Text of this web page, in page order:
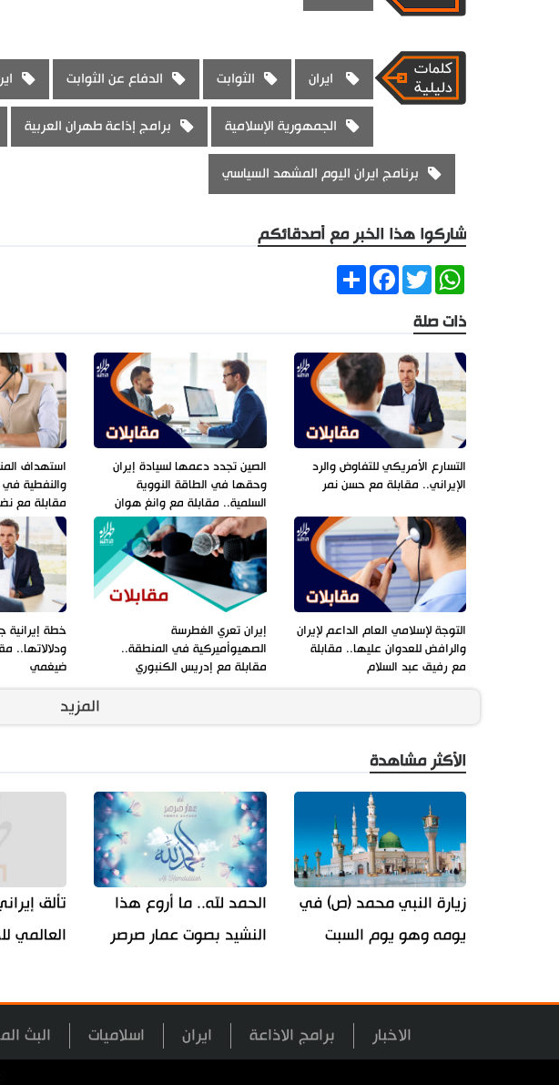
ايران الثوابت الدفاع عن الثوابت
الجمهورية الإسلامية برامج إذاعة طهران العربية
برنامج ايران اليوم المشهد السياسي
شاركوا هذا الخبر مع أصدقائكم
ShareFacebookTwitter
WhatsApp
ذات صلة
التسارع الأمريكي للتفاوض والرد
الإيراني.. مقابلة مع حسن نمر
الصين تجدد دعمها لسيادة إيران
وحقها في الطاقة النووية
السلمية.. مقابلة مع وانغ هوان
استهداف
والنفطية في
مقابلة مع
التوجة لإسلامي العام الداعم لإيران
والرافض للعدوان عليها.. مقابلة
مع رفيق عبد السلام
إيران تعري الغطرسة
الصهيوأميركية في المنطقة..
مقابلة مع إدريس الكنبوري
خطة إيرانية
ودلالاتها..
ضيغمي
المزيد
الأكثر مشاهدة
زيارة النبي محمد (ص) في
يومه وهو يوم السبت
الحمد لله.. ما أروع هذا
النشيد بصوت عمار صرصر
تألق
العالمي
الاخبار برامج الاذاعة ايران اسلاميات البث